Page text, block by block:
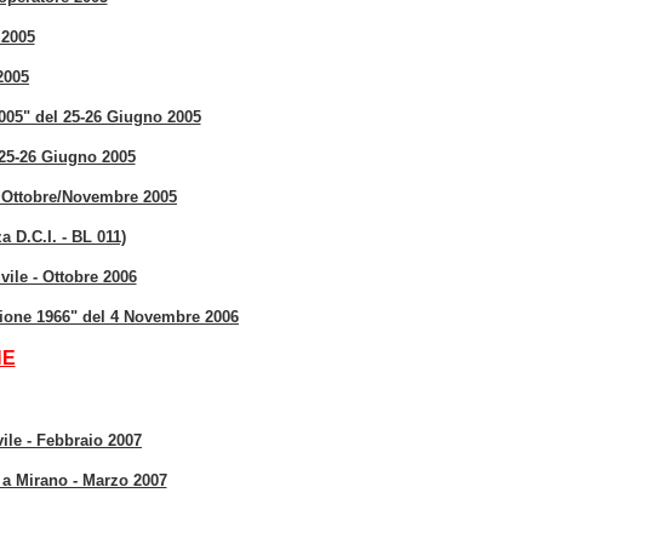
del 25-26 Giugno 2005
26 Giugno 2005
Novembre 2005
D.C.I. - BL 011)
- Ottobre 2006
1966" del 4 Novembre 2006
- Febbraio 2007
Mirano - Marzo 2007